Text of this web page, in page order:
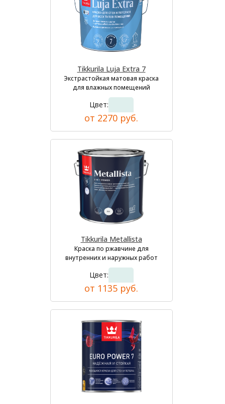
Tikkurila Luja Extra 7
Экстрастойкая матовая краска
для влажных помещений
Цвет:
от 2270 руб.
Tikkurila Metallista
Краска по ржавчине для
внутренних и наружных работ
Цвет:
от 1135 руб.